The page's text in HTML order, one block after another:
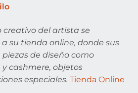
creativo del artista se
su tienda online, donde sus
de diseño como
cashmere, objetos
especiales. Tienda Online